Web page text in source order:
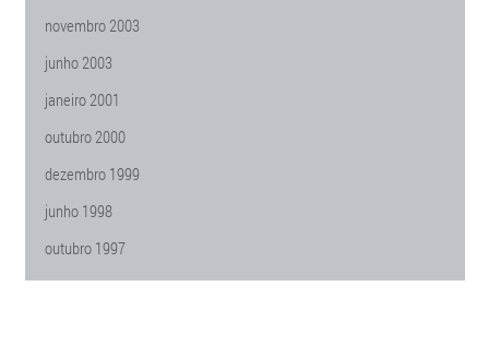
novembro 2003
junho 2003
janeiro 2001
outubro 2000
dezembro 1999
junho 1998
outubro 1997